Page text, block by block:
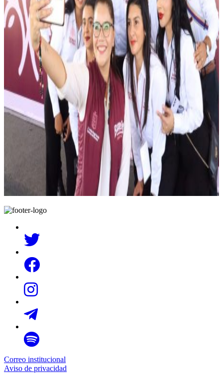
Correo institucional
Aviso de privacidad